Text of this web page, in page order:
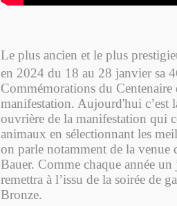
Le plus ancien et le plus
en 2024 du 18 au 28 janvier sa
Commémorations du
manifestation. Aujourd'hui c’est
ouvrière de la manifestation qui
animaux en sélectionnant les
on parle notamment de la venue
Bauer. Comme chaque année
remettra à l’issu de la soirée de
Bronze.